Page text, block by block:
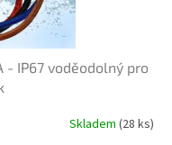
- IP67 voděodolný pro
Skladem (28 ks)